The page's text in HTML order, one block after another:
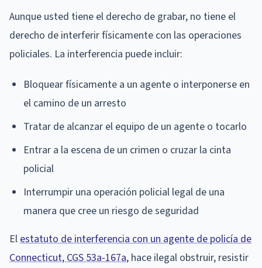
Aunque usted tiene el derecho de grabar, no tiene el
derecho de interferir físicamente con las operaciones
policiales. La interferencia puede incluir:
Bloquear físicamente a un agente o interponerse en
el camino de un arresto
Tratar de alcanzar el equipo de un agente o tocarlo
Entrar a la escena de un crimen o cruzar la cinta
policial
Interrumpir una operación policial legal de una
manera que cree un riesgo de seguridad
El estatuto de interferencia con un agente de policía de
Connecticut, CGS 53a-167a, hace ilegal obstruir, resistir